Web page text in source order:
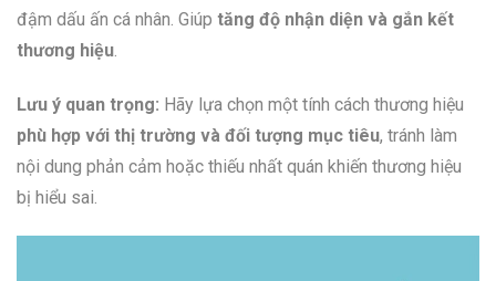
đậm dấu ấn cá nhân. Giúp tăng độ nhận diện và gắn kết
thương hiệu.
Lưu ý quan trọng: Hãy lựa chọn một tính cách thương hiệu
phù hợp với thị trường và đối tượng mục tiêu, tránh làm
nội dung phản cảm hoặc thiếu nhất quán khiến thương hiệu
bị hiểu sai.